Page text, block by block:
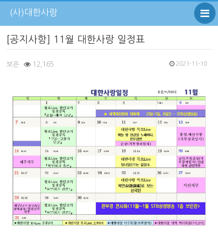
(사)대한사랑
[공지사항] 11월 대한사랑 일정표
보은 12,165 2021-11-10